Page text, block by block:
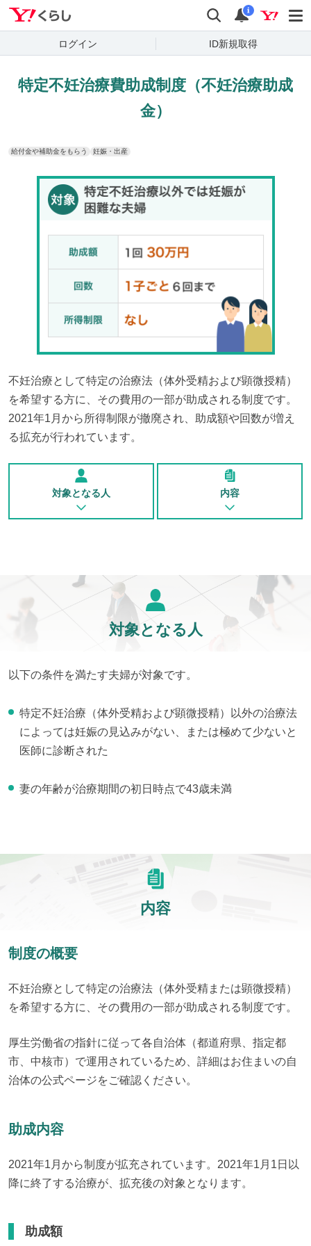
検索 通知
i
ログイン ID新規取得
特定不妊治療費助成制度（不妊治療助成
金）
給付金や補助金をもらう 妊娠・出産
不妊治療として特定の治療法（体外受精および顕微授精）
を希望する方に、その費用の一部が助成される制度です。
2021年1月から所得制限が撤廃され、助成額や回数が増え
る拡充が行われています。
対象となる人 内容
対象となる人
以下の条件を満たす夫婦が対象です。
特定不妊治療（体外受精および顕微授精）以外の治療法
によっては妊娠の見込みがない、または極めて少ないと
医師に診断された
妻の年齢が治療期間の初日時点で43歳未満
内容
制度の概要
不妊治療として特定の治療法（体外受精または顕微授精）
を希望する方に、その費用の一部が助成される制度です。
厚生労働省の指針に従って各自治体（都道府県、指定都
市、中核市）で運用されているため、詳細はお住まいの自
治体の公式ページをご確認ください。
助成内容
2021年1月から制度が拡充されています。2021年1月1日以
降に終了する治療が、拡充後の対象となります。
助成額